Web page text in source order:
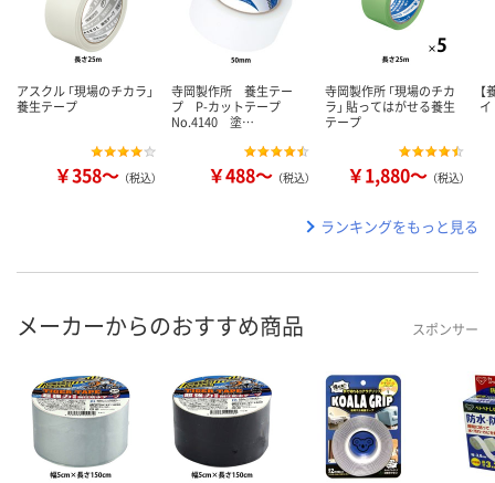
アスクル 「現場のチカラ」
養生テープ
￥358～ （税込）
寺岡製作所 養生テー
プ P-カットテープ
No.4140 塗…
￥488～ （税込）
寺岡製作所 「現場のチカ
ラ」 貼ってはがせる養生
テープ
￥1,880～ （税込）
ランキングをもっと見る
メーカーからのおすすめ商品 スポンサー